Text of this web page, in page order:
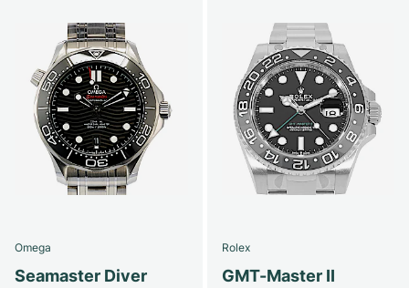
Omega
Seamaster Diver
Rolex
GMT-Master II